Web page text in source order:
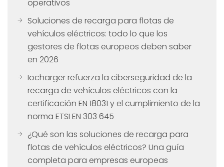
operativos
Soluciones de recarga para flotas de
vehículos eléctricos: todo lo que los
gestores de flotas europeos deben saber
en 2026
Iocharger refuerza la ciberseguridad de la
recarga de vehículos eléctricos con la
certificación EN 18031 y el cumplimiento de la
norma ETSI EN 303 645
¿Qué son las soluciones de recarga para
flotas de vehículos eléctricos? Una guía
completa para empresas europeas